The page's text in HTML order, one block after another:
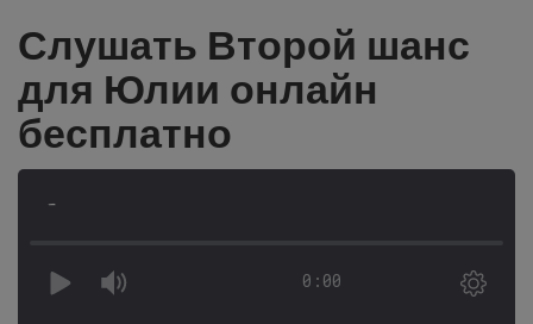
Слушать Второй шанс
для Юлии онлайн
бесплатно
-
0:00